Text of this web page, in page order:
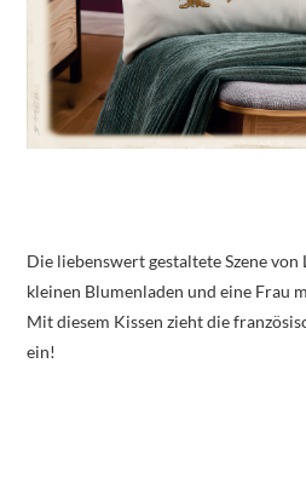
Die liebenswert gestaltete Szene von
kleinen Blumenladen und eine Frau
Mit diesem Kissen zieht die
ein!